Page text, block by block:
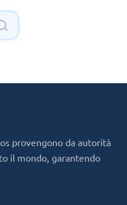
provengono da autorità
il mondo, garantendo